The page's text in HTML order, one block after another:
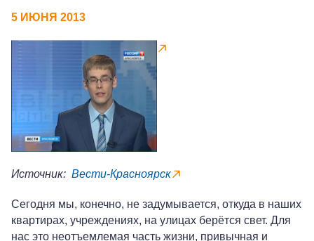
5 ИЮНЯ 2013
Источник: Вести-Красноярск
Сегодня мы, конечно, не задумывается, откуда в наших
квартирах, учреждениях, на улицах берётся свет. Для
нас это неотъемлемая часть жизни, привычная и